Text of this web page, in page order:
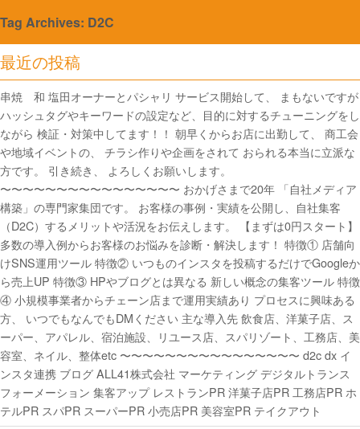
最近の投稿
串焼 和 塩田オーナーとパシャリ サービス開始して、 まもないですが
ハッシュタグやキーワードの設定など、目的に対するチューニングをし
ながら 検証・対策中してます！！ 朝早くからお店に出勤して、 商工会
や地域イベントの、 チラシ作りや企画をされて おられる本当に立派な
方です。 引き続き、 よろしくお願いします。
〜〜〜〜〜〜〜〜〜〜〜〜〜〜〜〜 おかげさまで20年 「自社メディア
構築」の専門家集団です。 お客様の事例・実績を公開し、自社集客
（D2C）するメリットや活況をお伝えします。 【まずは0円スタート】
多数の導入例からお客様のお悩みを診断・解決します！ 特徴① 店舗向
けSNS運用ツール 特徴② いつものインスタを投稿するだけでGoogleか
ら売上UP 特徴③ HPやブログとは異なる 新しい概念の集客ツール 特徴
④ 小規模事業者からチェーン店まで運用実績あり プロセスに興味ある
方、 いつでもなんでもDMください 主な導入先 飲食店、洋菓子店、ス
ーパー、アパレル、宿泊施設、リユース店、スパリゾート、工務店、美
容室、ネイル、整体etc 〜〜〜〜〜〜〜〜〜〜〜〜〜〜〜〜 d2c dx イ
ンスタ連携 ブログ ALL41株式会社 マーケティング デジタルトランス
フォーメーション 集客アップ レストランPR 洋菓子店PR 工務店PR ホ
テルPR スパPR スーパーPR 小売店PR 美容室PR テイクアウト
Tag Archives: D2C